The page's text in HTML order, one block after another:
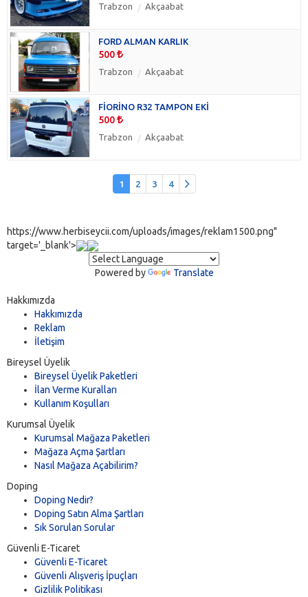
Trabzon Akçaabat
FORD ALMAN KARLIK
500
Trabzon Akçaabat
FİORİNO R32 TAMPON EKİ
500
Trabzon Akçaabat
1 2 3 4
https://www.herbiseycii.com/uploads/images/reklam1500.png"
target='_blank'>
Powered by Translate
Hakkımızda
Hakkımızda
Reklam
İletişim
Bireysel Üyelik
Bireysel Üyelik Paketleri
İlan Verme Kuralları
Kullanım Koşulları
Kurumsal Üyelik
Kurumsal Mağaza Paketleri
Mağaza Açma Şartları
Nasıl Mağaza Açabilirim?
Doping
Doping Nedir?
Doping Satın Alma Şartları
Sık Sorulan Sorular
Güvenli E-Ticaret
Güvenli E-Ticaret
Güvenli Alışveriş İpuçları
Gizlilik Politikası